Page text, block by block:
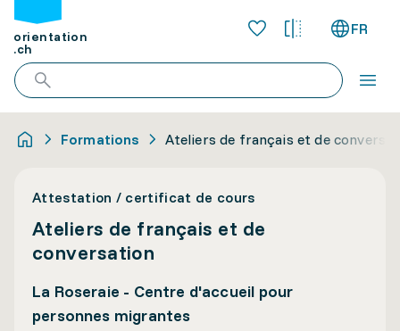
orientation
.ch
FR
Formations Ateliers de français et de
Attestation / certificat de cours
Ateliers de français et de
conversation
La Roseraie - Centre d'accueil pour
personnes migrantes